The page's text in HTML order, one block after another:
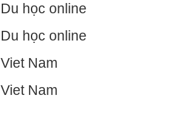
Du học online
Du học online
Viet Nam
Viet Nam